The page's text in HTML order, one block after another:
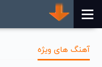
آهنگ های ویژه